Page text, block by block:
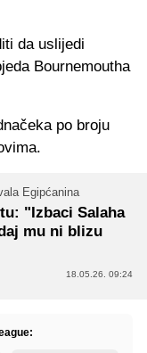
da uslijedi
Bournemoutha
po broju
Egipćanina
"Izbaci Salaha
mu ni blizu
18.05.26. 09:24